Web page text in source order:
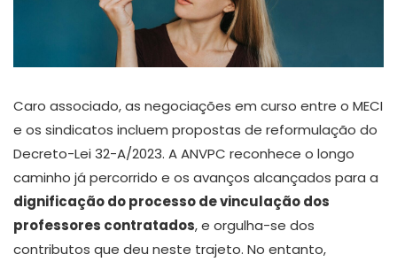
Caro associado, as negociações em curso entre o MECI
e os sindicatos incluem propostas de reformulação do
Decreto-Lei 32-A/2023. A ANVPC reconhece o longo
caminho já percorrido e os avanços alcançados para a
dignificação do processo de vinculação dos
professores contratados, e orgulha-se dos
contributos que deu neste trajeto. No entanto,